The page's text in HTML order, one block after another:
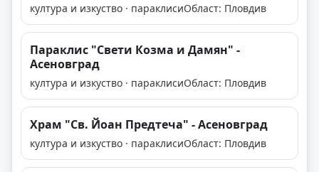
култура и изкуство · параклисиОбласт: Пловдив
Параклис "Свети Козма и Дамян" -
Асеновград
култура и изкуство · параклисиОбласт: Пловдив
Храм "Св. Йоан Предтеча" - Асеновград
култура и изкуство · параклисиОбласт: Пловдив